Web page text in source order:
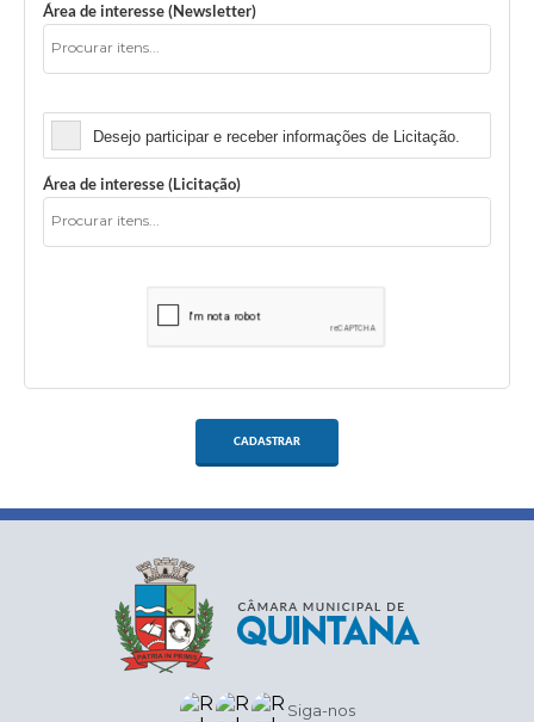
Área de interesse (Newsletter)
Desejo participar e receber informações de Licitação.
Área de interesse (Licitação)
CADASTRAR
Siga-nos